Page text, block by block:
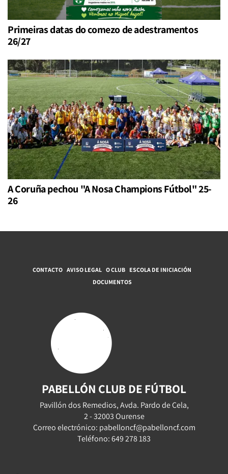
Primeiras datas do comezo de adestramentos
26/27
A Coruña pechou "A Nosa Champions Fútbol" 25-
26
CONTACTO AVISO LEGAL O CLUB ESCOLA DE INICIACIÓN
DOCUMENTOS
PABELLÓN CLUB DE FÚTBOL
Pavillón dos Remedios, Avda. Pardo de Cela,
2 - 32003 Ourense
Correo electrónico: pabelloncf@pabelloncf.com
Teléfono: 649 278 183